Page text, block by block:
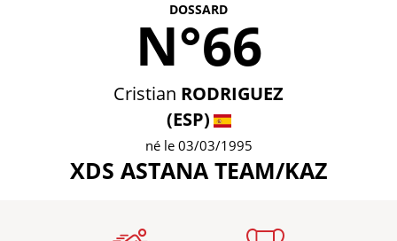
DOSSARD
N°66
Cristian RODRIGUEZ
(ESP)
né le 03/03/1995
XDS ASTANA TEAM/KAZ